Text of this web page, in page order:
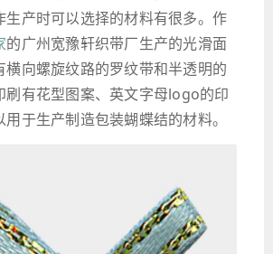
生产时可以选择的材料有很多。作
的广州宽豫轩织带厂生产的光滑面
横向螺旋纹路的罗纹带和半透明的
刷有花型图案、英文字母logo的印
于生产制造包装蝴蝶结的材料。